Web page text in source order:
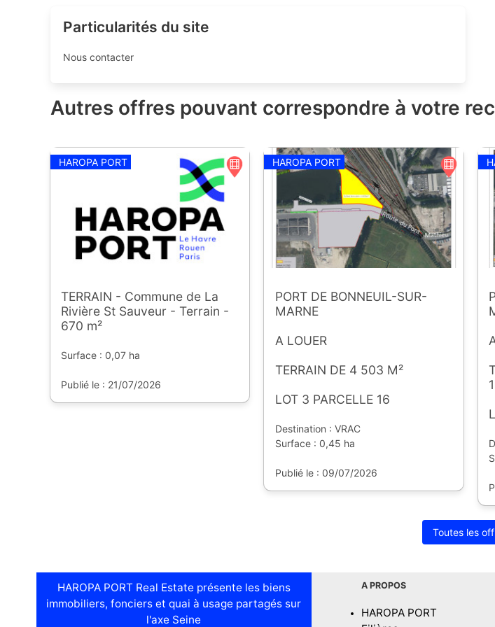
Particularités du site
Nous contacter
Autres offres pouvant correspondre à votre
HAROPA PORT
TERRAIN - Commune de La
Rivière St Sauveur - Terrain -
670 m²
Surface : 0,07 ha
Publié le : 21/07/2026
HAROPA PORT
PORT DE BONNEUIL-SUR-
MARNE
A LOUER
TERRAIN DE 4 503 M²
LOT 3 PARCELLE 16
Destination : VRAC
Surface : 0,45 ha
Publié le : 09/07/2026
Toutes les
HAROPA PORT Real Estate présente les biens
immobiliers, fonciers et quai à usage partagés sur
l'axe Seine
A PROPOS
HAROPA PORT